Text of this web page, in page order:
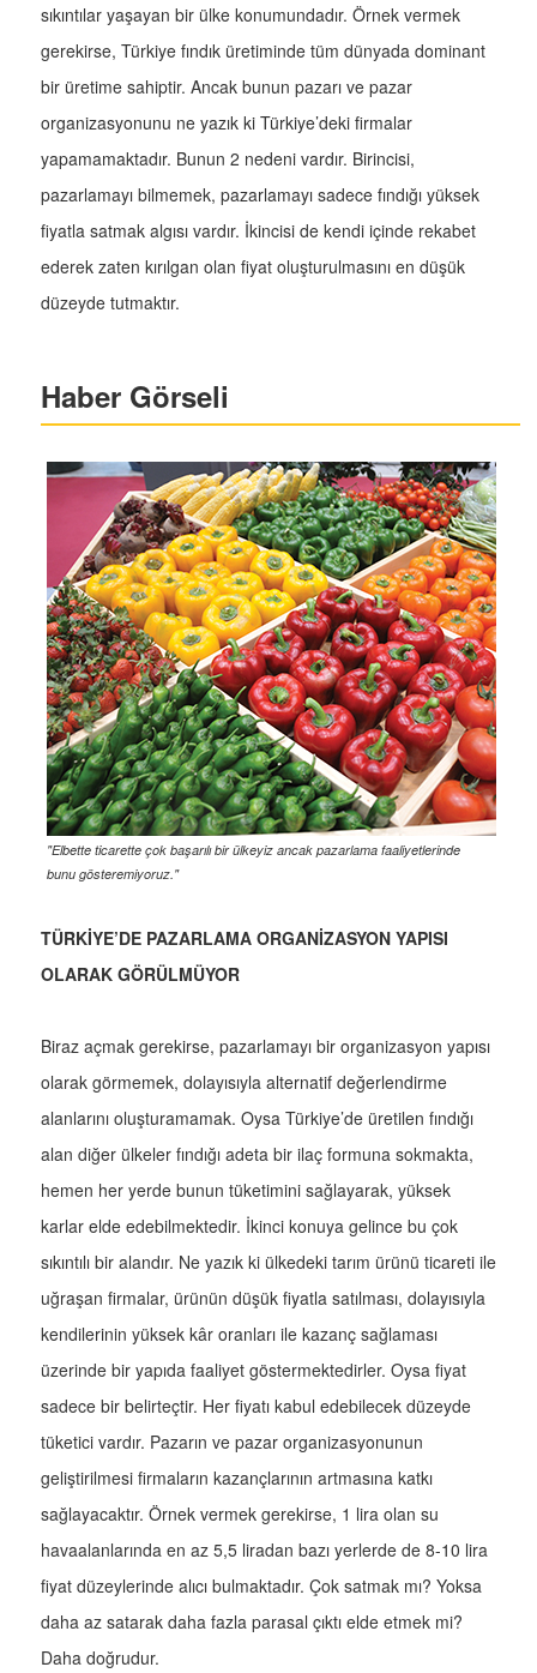
sıkıntılar yaşayan bir ülke konumundadır. Örnek vermek
gerekirse, Türkiye fındık üretiminde tüm dünyada dominant
bir üretime sahiptir. Ancak bunun pazarı ve pazar
organizasyonunu ne yazık ki Türkiye’deki firmalar
yapamamaktadır. Bunun 2 nedeni vardır. Birincisi,
pazarlamayı bilmemek, pazarlamayı sadece fındığı yüksek
fiyatla satmak algısı vardır. İkincisi de kendi içinde rekabet
ederek zaten kırılgan olan fiyat oluşturulmasını en düşük
düzeyde tutmaktır.
Haber Görseli
"Elbette ticarette çok başarılı bir ülkeyiz ancak pazarlama faaliyetlerinde
bunu gösteremiyoruz."
TÜRKİYE’DE PAZARLAMA ORGANİZASYON YAPISI
OLARAK GÖRÜLMÜYOR
Biraz açmak gerekirse, pazarlamayı bir organizasyon yapısı
olarak görmemek, dolayısıyla alternatif değerlendirme
alanlarını oluşturamamak. Oysa Türkiye’de üretilen fındığı
alan diğer ülkeler fındığı adeta bir ilaç formuna sokmakta,
hemen her yerde bunun tüketimini sağlayarak, yüksek
karlar elde edebilmektedir. İkinci konuya gelince bu çok
sıkıntılı bir alandır. Ne yazık ki ülkedeki tarım ürünü ticareti ile
uğraşan firmalar, ürünün düşük fiyatla satılması, dolayısıyla
kendilerinin yüksek kâr oranları ile kazanç sağlaması
üzerinde bir yapıda faaliyet göstermektedirler. Oysa fiyat
sadece bir belirteçtir. Her fiyatı kabul edebilecek düzeyde
tüketici vardır. Pazarın ve pazar organizasyonunun
geliştirilmesi firmaların kazançlarının artmasına katkı
sağlayacaktır. Örnek vermek gerekirse, 1 lira olan su
havaalanlarında en az 5,5 liradan bazı yerlerde de 8-10 lira
fiyat düzeylerinde alıcı bulmaktadır. Çok satmak mı? Yoksa
daha az satarak daha fazla parasal çıktı elde etmek mi?
Daha doğrudur.